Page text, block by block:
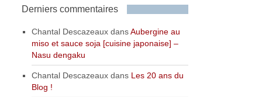
Derniers commentaires
Chantal Descazeaux dansAubergine au
miso et sauce soja [cuisine japonaise] –
Nasu dengaku
Chantal Descazeaux dans Les 20 ans du
Blog !